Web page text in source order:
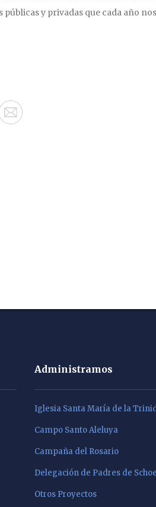
públicas y privadas que cada año
Administramos
Iglesia Santa María de la
Campo Santo Aleluya
Campaña del Rosario
Delegación de Padres de
Otros Proyectos